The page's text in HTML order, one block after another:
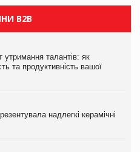
B2B
утримання талантів: як
та продуктивність вашої
надлегкі керамічні